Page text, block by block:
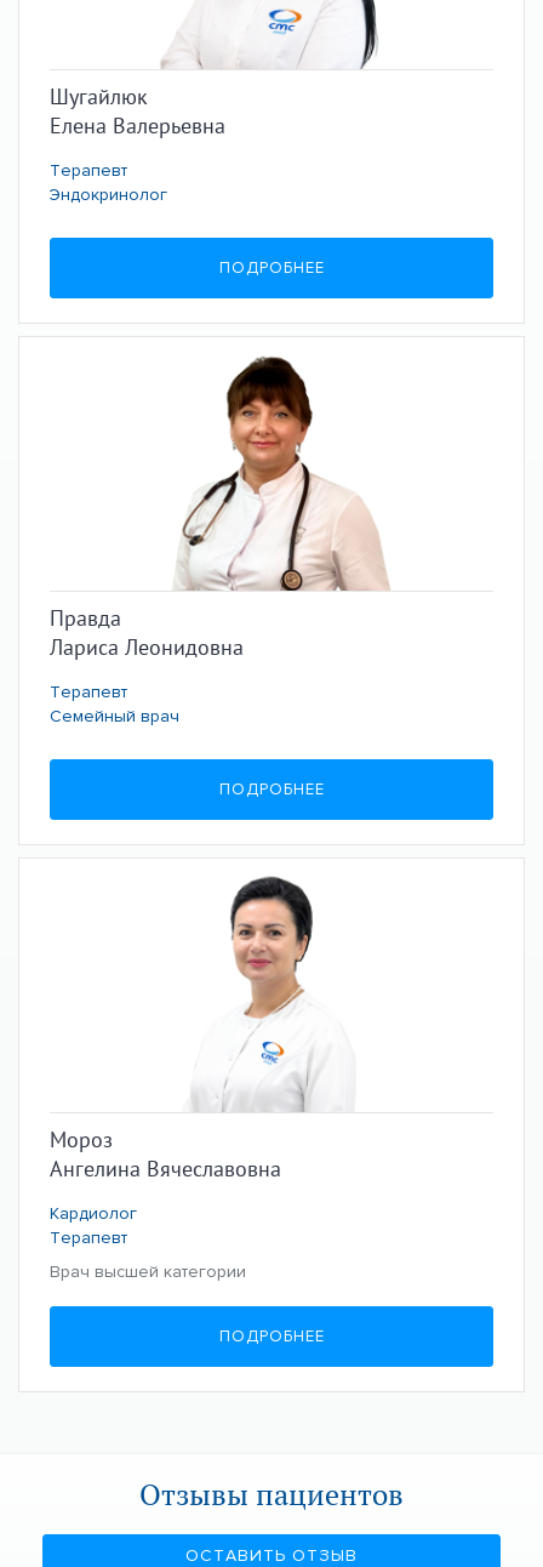
Шугайлюк
Елена Валерьевна
Терапевт
Эндокринолог
ПОДРОБНЕЕ
Правда
Лариса Леонидовна
Терапевт
Семейный врач
ПОДРОБНЕЕ
Мороз
Ангелина Вячеславовна
Кардиолог
Терапевт
Врач высшей категории
ПОДРОБНЕЕ
Отзывы пациентов
ОСТАВИТЬ ОТЗЫВ